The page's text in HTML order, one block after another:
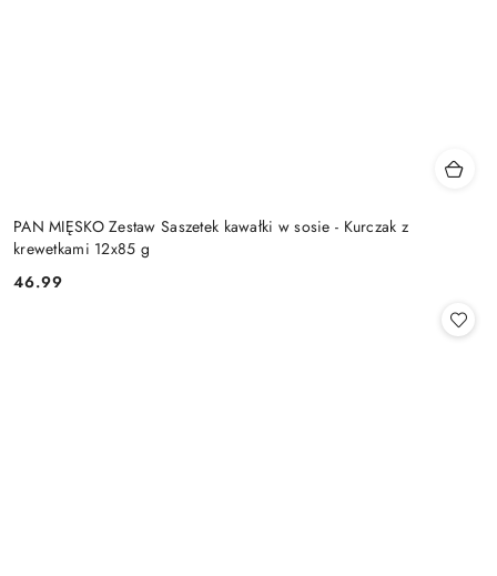
PAN MIĘSKO Zestaw Saszetek kawałki w sosie - Kurczak z
krewetkami 12x85 g
Cena:
46.99